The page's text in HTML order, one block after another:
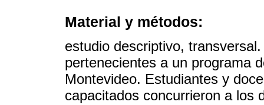
Material y métodos:
estudio descriptivo,
pertenecientes a un programa
Montevideo. Estudiantes y
capacitados concurrieron a los